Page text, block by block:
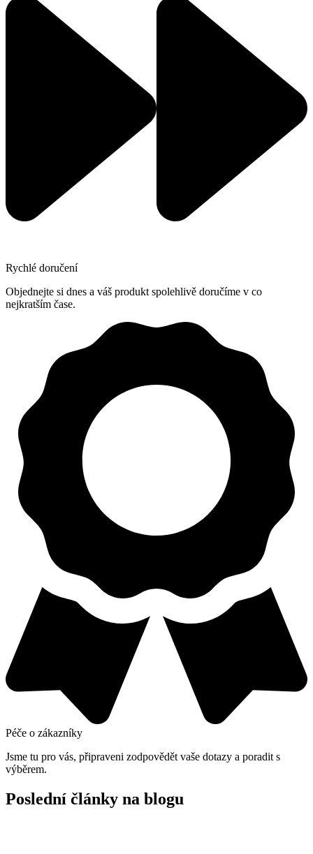
Rychlé doručení
Objednejte si dnes a váš produkt spolehlivě doručíme v co
nejkratším čase.
Péče o zákazníky
Jsme tu pro vás, připraveni zodpovědět vaše dotazy a poradit s
výběrem.
Poslední články na blogu